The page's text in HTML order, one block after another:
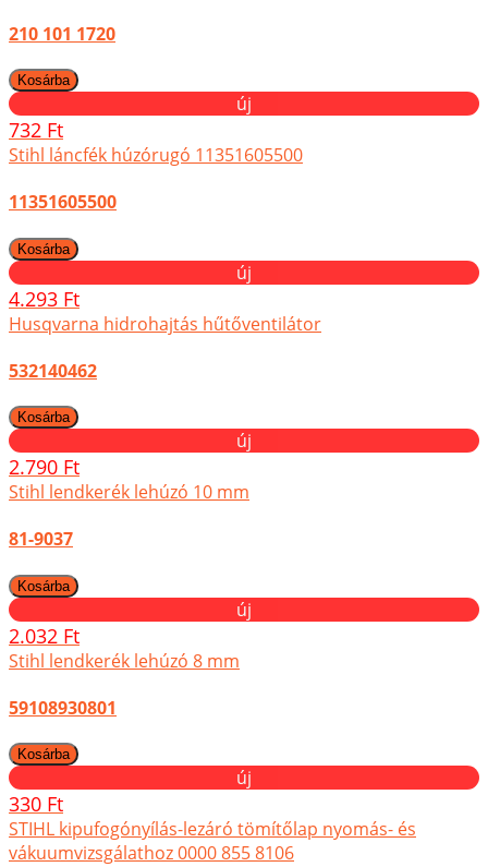
210 101 1720
új
732 Ft
Stihl láncfék húzórugó 11351605500
11351605500
új
4.293 Ft
Husqvarna hidrohajtás hűtőventilátor
532140462
új
2.790 Ft
Stihl lendkerék lehúzó 10 mm
81-9037
új
2.032 Ft
Stihl lendkerék lehúzó 8 mm
59108930801
új
330 Ft
STIHL kipufogónyílás-lezáró tömítőlap nyomás- és
vákuumvizsgálathoz 0000 855 8106